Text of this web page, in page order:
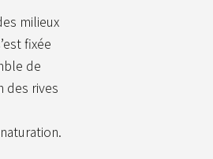
milieux
fixée
de
des rives